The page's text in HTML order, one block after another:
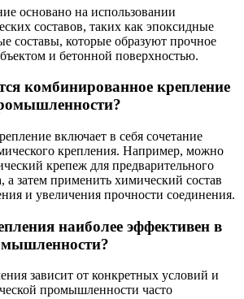
основано на использовании
составов, таких как эпоксидные
составы, которые образуют прочное
и бетонной поверхностью.
комбинированное крепление
включает в себя сочетание
крепления. Например, можно
крепеж для предварительного
а затем применить химический состав
и увеличения прочности соединения.
наиболее эффективен в
зависит от конкретных условий и
промышленности часто